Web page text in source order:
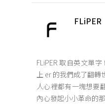
FLiPER
FLiPER 取自英文單
上 er 的我們成了翻
人心裡都有一塊想要
內心發起小小革命的